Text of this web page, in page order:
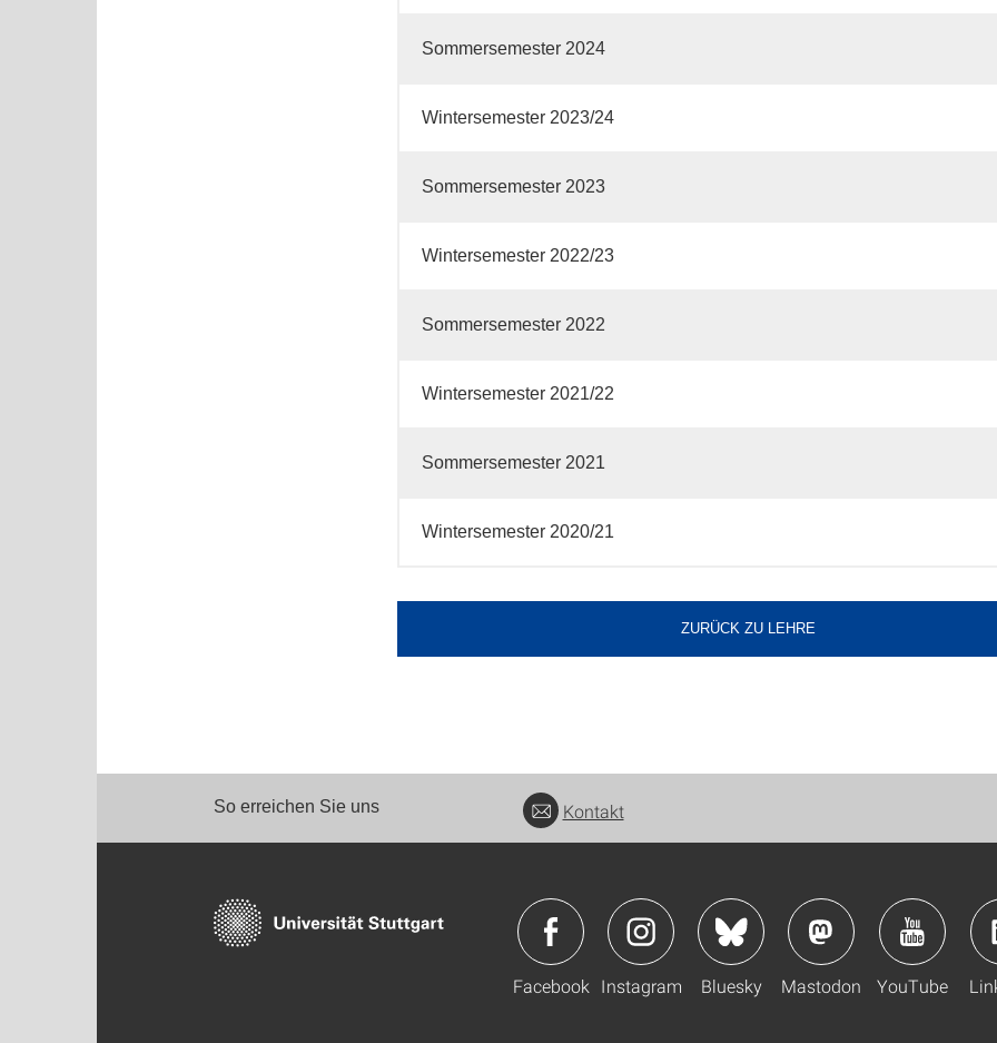
Sommersemester 2024
Wintersemester 2023/24
Sommersemester 2023
Wintersemester 2022/23
Sommersemester 2022
Wintersemester 2021/22
Sommersemester 2021
Wintersemester 2020/21
ZURÜCK ZU LEHRE
So erreichen Sie uns Kontakt
Facebook Instagram Bluesky Mastodon YouTube